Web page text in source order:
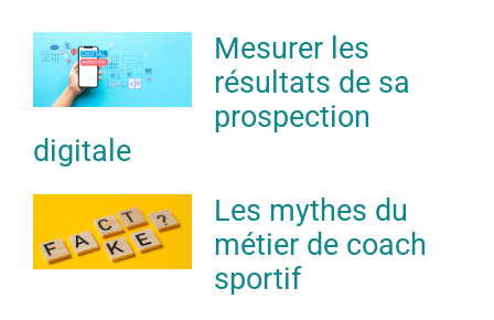
Mesurer les
résultats de sa
prospection
digitale
Les mythes du
métier de coach
sportif